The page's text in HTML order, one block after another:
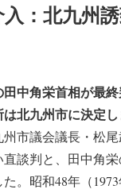
：北九州
田中角栄首相が最
北九州市に決定
市議会議長・松
談判と、田中角
。昭和48年（